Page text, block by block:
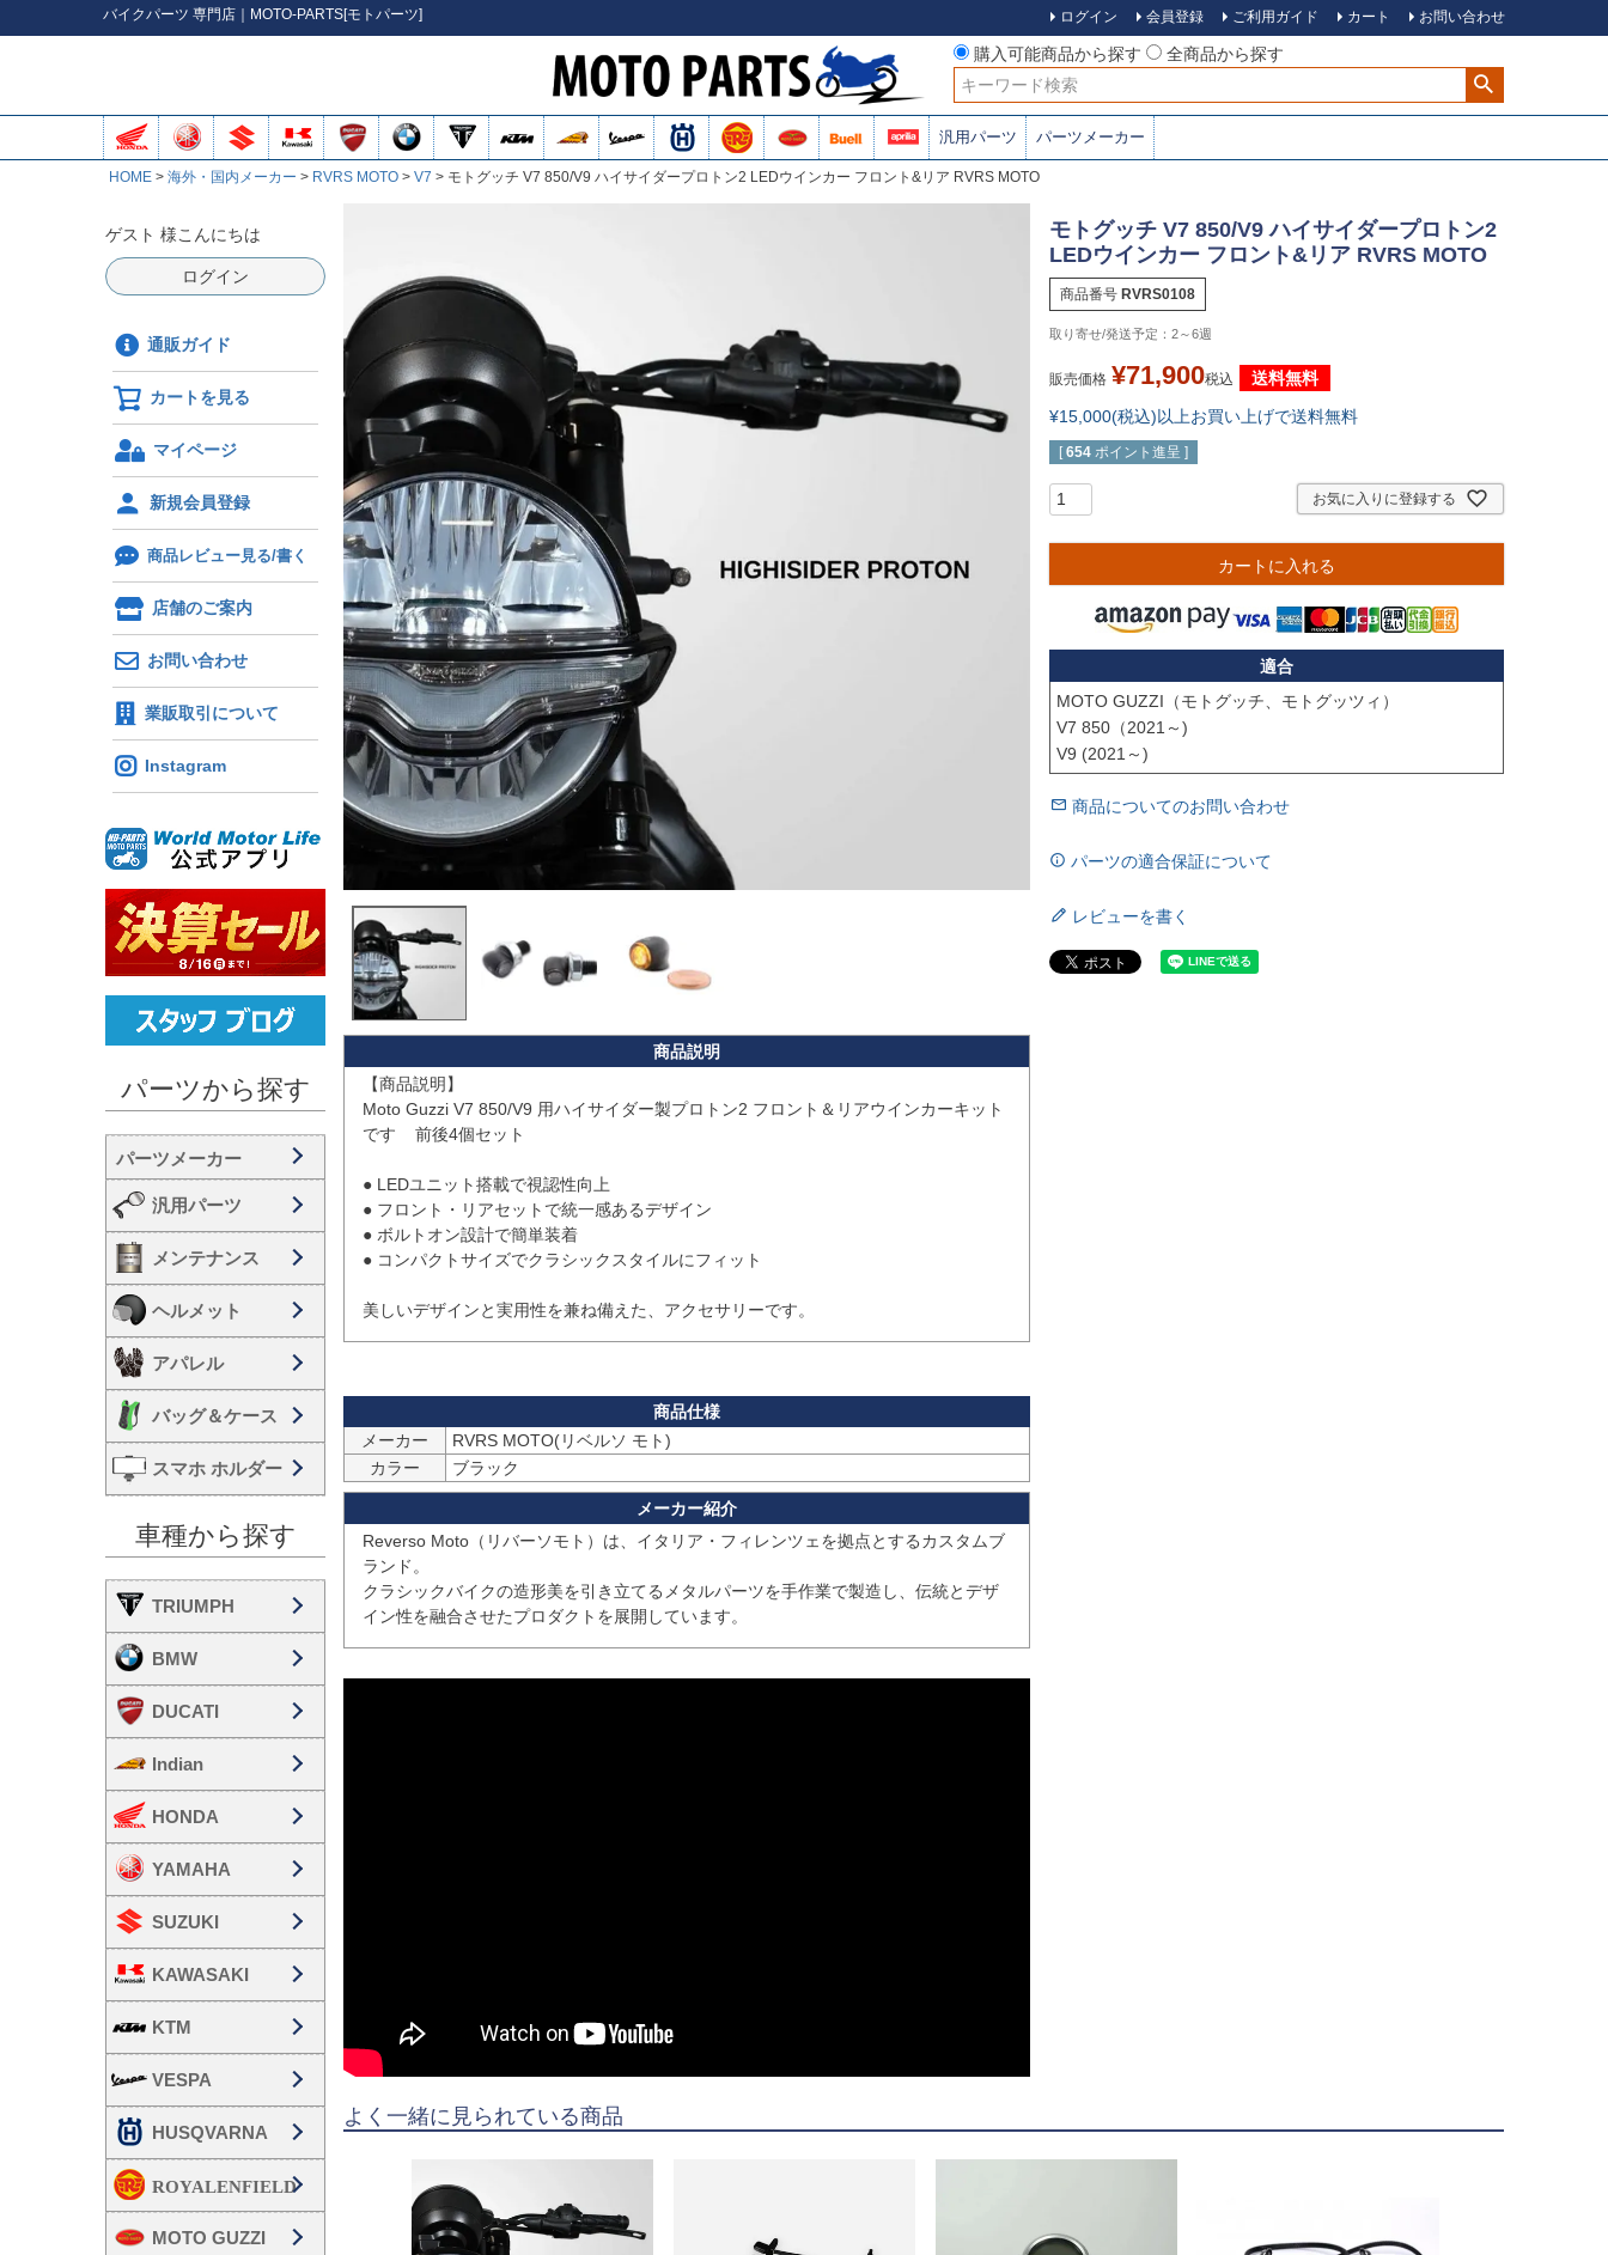
バイクパーツ 専門店｜MOTO-PARTS[モトパーツ] ログイン 会員登録 ご利用ガイド カート お問い合わせ
購入可能商品から探す
全商品から探す
検索
汎用パーツ パーツメーカー
HOME 海外・国内メーカー RVRS MOTO V7 モトグッチ V7 850/V9 ハイサイダープロトン2 LEDウインカー フロント&リア RVRS MOTO
ゲスト 様こんにちは
ログイン
通販ガイド
カートを見る
マイページ
新規会員登録
商品レビュー見る/書く
店舗のご案内
お問い合わせ
業販取引について
Instagram
パーツから探す
汎用パーツ
メンテナンス
ヘルメット
アパレル
バッグ＆ケース
スマホ ホルダー
車種から探す
TRIUMPH
BMW
DUCATI
Indian
HONDA
YAMAHA
SUZUKI
KAWASAKI
KTM
VESPA
HUSQVARNA
MOTO GUZZI
【商品説明】
Moto Guzzi V7 850/V9 用ハイサイダー製プロトン2 フロント＆リアウインカーキット
です    前後4個セット
● LEDユニット搭載で視認性向上
● フロント・リアセットで統一感あるデザイン
● ボルトオン設計で簡単装着
● コンパクトサイズでクラシックスタイルにフィット
メーカー
カラー
ブラック
Reverso Moto（リバーソモト）は、イタリア・フィレンツェを拠点とするカスタムブ
ランド。
クラシックバイクの造形美を引き立てるメタルパーツを手作業で製造し、伝統とデザ
イン性を融合させたプロダクトを展開しています。
モトグッチ V7 850/V9 ハイサイダープロトン2
LEDウインカー フロント&リア RVRS MOTO
商品番号 RVRS0108
2～6週
販売価格 ¥71,900税込
送料無料
¥15,000(税込)以上お買い上げで送料無料
[ 654 ポイント進呈 ]
お気に入りに登録する
カートに入れる
適合
MOTO GUZZI（モトグッチ、モトグッツィ）
V7 850（2021～)
V9 (2021～)
商品についてのお問い合わせ
パーツの適合保証について
レビューを書く
よく一緒に見られている商品